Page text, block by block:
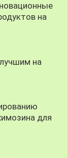
на
на
для